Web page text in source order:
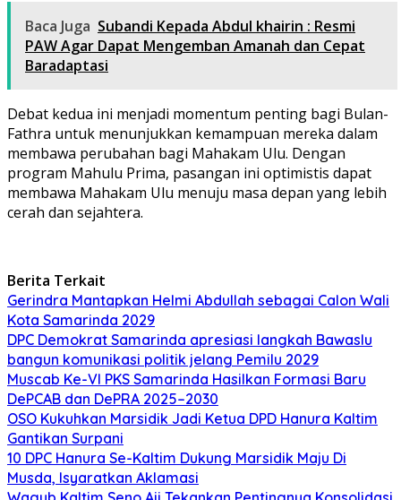
Baca Juga Subandi Kepada Abdul khairin : Resmi
PAW Agar Dapat Mengemban Amanah dan Cepat
Baradaptasi
Debat kedua ini menjadi momentum penting bagi Bulan-
Fathra untuk menunjukkan kemampuan mereka dalam
membawa perubahan bagi Mahakam Ulu. Dengan
program Mahulu Prima, pasangan ini optimistis dapat
membawa Mahakam Ulu menuju masa depan yang lebih
cerah dan sejahtera.
Berita Terkait
Gerindra Mantapkan Helmi Abdullah sebagai Calon Wali
Kota Samarinda 2029
DPC Demokrat Samarinda apresiasi langkah Bawaslu
bangun komunikasi politik jelang Pemilu 2029
Muscab Ke-VI PKS Samarinda Hasilkan Formasi Baru
DePCAB dan DePRA 2025–2030
OSO Kukuhkan Marsidik Jadi Ketua DPD Hanura Kaltim
Gantikan Surpani
10 DPC Hanura Se-Kaltim Dukung Marsidik Maju Di
Musda, Isyaratkan Aklamasi